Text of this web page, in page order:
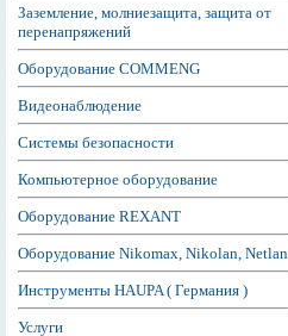
Заземление, молниезащита, защита от
перенапряжений
Оборудование COMMENG
Видеонаблюдение
Системы безопасности
Компьютерное оборудование
Оборудование REXANT
Оборудование Nikomax, Nikolan, Netlan
Инструменты HAUPA ( Германия )
Услуги